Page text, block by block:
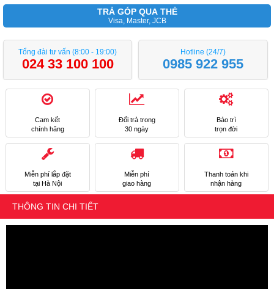
TRẢ GÓP QUA THẺ
Visa, Master, JCB
Tổng đài tư vấn (8:00 - 19:00)
024 33 100 100
Hotline (24/7)
0985 922 955
Cam kết
chính hãng
Đổi trả trong
30 ngày
Bảo trì
trọn đời
Miễn phí lắp đặt
tại Hà Nội
Miễn phí
giao hàng
Thanh toán khi
nhận hàng
THÔNG TIN CHI TIẾT